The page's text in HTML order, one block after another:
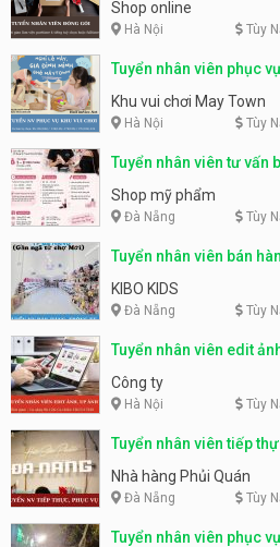
Shop online
Hà Nội Tùy
Tuyển nhân viên phục
động
Khu vui chơi May Town
Hà Nội Tùy
Tuyển nhân viên tư vấn
Shop mỹ phẩm
Đà Nẵng Tùy
Tuyển nhân viên bán
KIBO KIDS
Đà Nẵng Tùy
Tuyển nhân viên edit
Công ty
Hà Nội Tùy
Tuyển nhân viên tiếp
Nhà hàng Phủi Quán
Đà Nẵng Tùy
Tuyển nhân viên phục